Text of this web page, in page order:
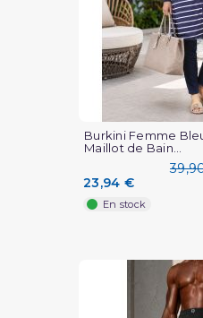
Burkini Femme
Maillot de Bain...
23,94 €
En stock